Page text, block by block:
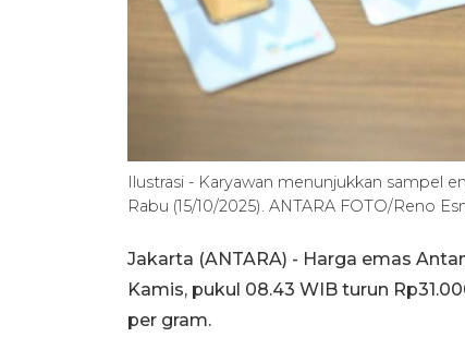
Ilustrasi - Karyawan menunjukkan sampel
Rabu (15/10/2025). ANTARA FOTO/Reno
Jakarta (ANTARA) - Harga emas
Kamis, pukul 08.43 WIB turun
per gram.